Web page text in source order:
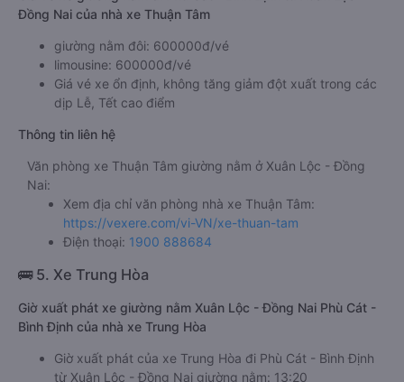
Đồng Nai của nhà xe Thuận Tâm
giường nằm đôi: 600000đ/vé
limousine: 600000đ/vé
Giá vé xe ổn định, không tăng giảm đột xuất trong các
dịp Lễ, Tết cao điểm
Thông tin liên hệ
Văn phòng xe Thuận Tâm giường nằm ở Xuân Lộc - Đồng
Nai:
Xem địa chỉ văn phòng nhà xe Thuận Tâm:
https://vexere.com/vi-VN/xe-thuan-tam
Điện thoại: 1900 888684
🚌 5. Xe Trung Hòa
Giờ xuất phát xe giường nằm Xuân Lộc - Đồng Nai Phù Cát -
Bình Định của nhà xe Trung Hòa
Giờ xuất phát của xe Trung Hòa đi Phù Cát - Bình Định
từ Xuân Lộc - Đồng Nai giường nằm: 13:20